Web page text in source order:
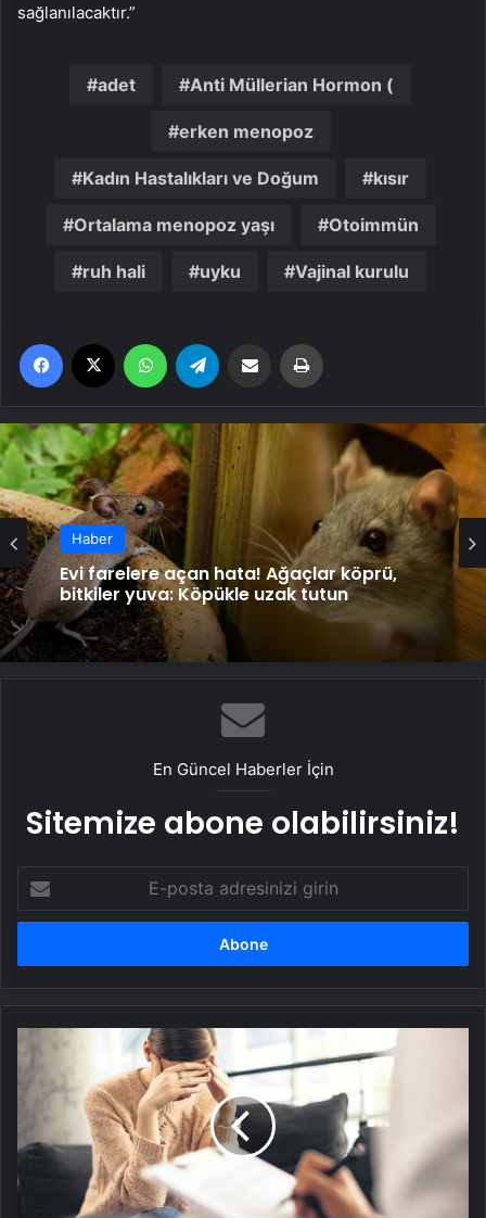
sağlanılacaktır.”
adet Anti Müllerian Hormon (
erken menopoz
Kadın Hastalıkları ve Doğum kısır
Ortalama menopoz yaşı Otoimmün
ruh hali uyku Vajinal kurulu
Facebook WhatsApp Email'den paylaş
Haber
Evi farelere açan hata! Ağaçlar köprü,
bitkiler yuva: Köpükle uzak tutun
Haber
Kavanozlar çöplükte değil evde parlasın!
Dağınıklığı toparlıyor, makyaj masasının
En Güncel Haberler İçin
Sitemize abone olabilirsiniz!
posta
adresinizi